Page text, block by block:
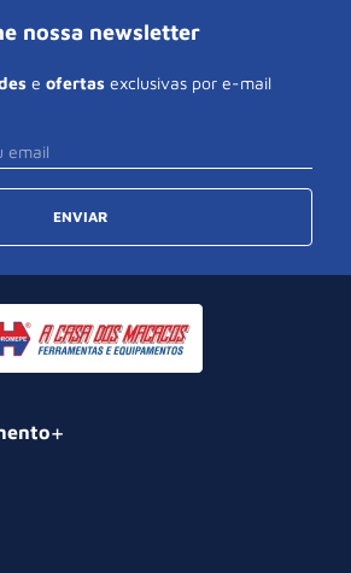
nossa newsletter
e ofertas exclusivas por e-mail
ENVIAR